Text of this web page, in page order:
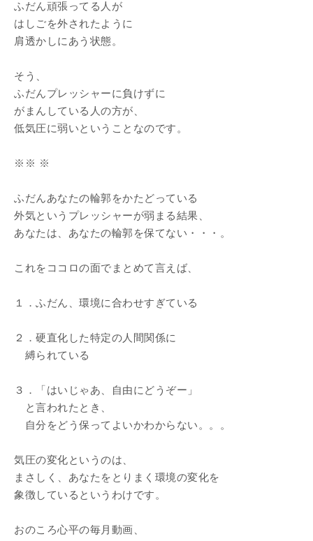
ふだん頑張ってる人が
はしごを外されたように
肩透かしにあう状態。
そう、
ふだんプレッシャーに負けずに
がまんしている人の方が、
低気圧に弱いということなのです。
※※ ※
ふだんあなたの輪郭をかたどっている
外気というプレッシャーが弱まる結果、
あなたは、あなたの輪郭を保てない・・・。
これをココロの面でまとめて言えば、
１．ふだん、環境に合わせすぎている
２．硬直化した特定の人間関係に
縛られている
３．「はいじゃあ、自由にどうぞー」
と言われたとき、
自分をどう保ってよいかわからない。。。
気圧の変化というのは、
まさしく、あなたをとりまく環境の変化を
象徴しているというわけです。
おのころ心平の毎月動画、